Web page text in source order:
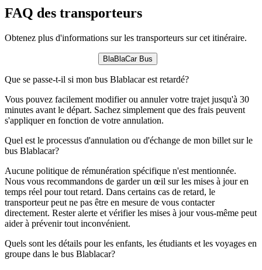
FAQ des transporteurs
Obtenez plus d'informations sur les transporteurs sur cet itinéraire.
BlaBlaCar Bus
Que se passe-t-il si mon bus Blablacar est retardé?
Vous pouvez facilement modifier ou annuler votre trajet jusqu'à 30
minutes avant le départ. Sachez simplement que des frais peuvent
s'appliquer en fonction de votre annulation.
Quel est le processus d'annulation ou d'échange de mon billet sur le
bus Blablacar?
Aucune politique de rémunération spécifique n'est mentionnée.
Nous vous recommandons de garder un œil sur les mises à jour en
temps réel pour tout retard. Dans certains cas de retard, le
transporteur peut ne pas être en mesure de vous contacter
directement. Rester alerte et vérifier les mises à jour vous-même peut
aider à prévenir tout inconvénient.
Quels sont les détails pour les enfants, les étudiants et les voyages en
groupe dans le bus Blablacar?